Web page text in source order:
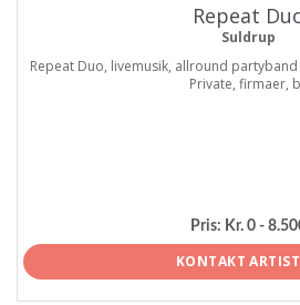
Repeat
Suldrup
Repeat Duo, livemusik, allround
Private, firmaer,
Pris: Kr. 0 -
KONTAKT